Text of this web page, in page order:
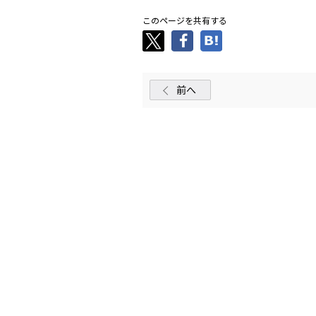
このページを共有する
前へ